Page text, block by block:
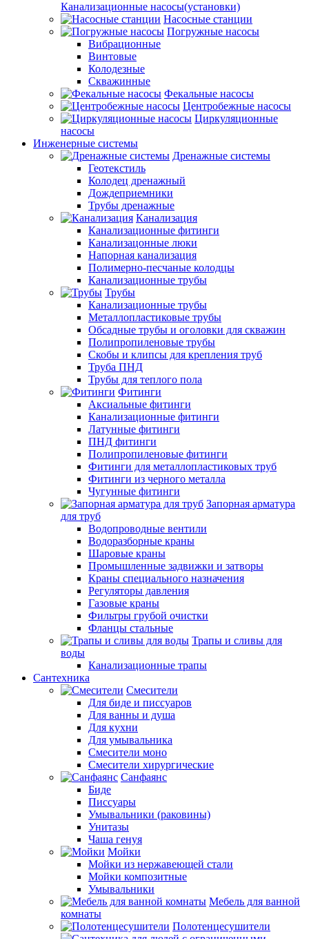
Канализационные насосы(установки)
Насосные станции
Погружные насосы
Вибрационные
Винтовые
Колодезные
Скважинные
Фекальные насосы
Центробежные насосы
Циркуляционные
насосы
Инженерные системы
Дренажные системы
Геотекстиль
Колодец дренажный
Дождеприемники
Трубы дренажные
Канализация
Канализационные фитинги
Канализацонные люки
Напорная канализация
Полимерно-песчаные колодцы
Канализационные трубы
Трубы
Канализационные трубы
Металлопластиковые трубы
Обсадные трубы и оголовки для скважин
Полипропиленовые трубы
Скобы и клипсы для крепления труб
Труба ПНД
Трубы для теплого пола
Фитинги
Аксиальные фитинги
Канализационные фитинги
Латунные фитинги
ПНД фитинги
Полипропиленовые фитинги
Фитинги для металлопластиковых труб
Фитинги из черного металла
Чугунные фитинги
Запорная арматура
для труб
Водопроводные вентили
Водоразборные краны
Шаровые краны
Промышленные задвижки и затворы
Краны специального назначения
Регуляторы давления
Газовые краны
Фильтры грубой очистки
Фланцы стальные
Трапы и сливы для
воды
Канализационные трапы
Сантехника
Смесители
Для биде и писсуаров
Для ванны и душа
Для кухни
Для умывальника
Смесители моно
Смесители хирургические
Санфаянс
Биде
Писсуары
Умывальники (раковины)
Унитазы
Чаша генуя
Мойки
Мойки из нержавеющей стали
Мойки композитные
Умывальники
Мебель для ванной
комнаты
Полотенцесушители